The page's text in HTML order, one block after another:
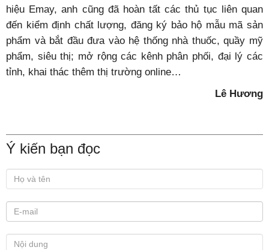
hiệu Emay, anh cũng đã hoàn tất các thủ tục liên quan
đến kiểm định chất lượng, đăng ký bảo hộ mẫu mã sản
phẩm và bắt đầu đưa vào hệ thống nhà thuốc, quầy mỹ
phẩm, siêu thị; mở rộng các kênh phân phối, đại lý các
tỉnh, khai thác thêm thị trường online…
Lê Hương
Ý kiến bạn đọc